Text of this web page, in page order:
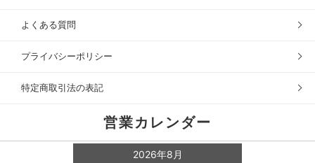
よくある質問
プライバシーポリシー
特定商取引法の表記
営業カレンダー
2026年8月